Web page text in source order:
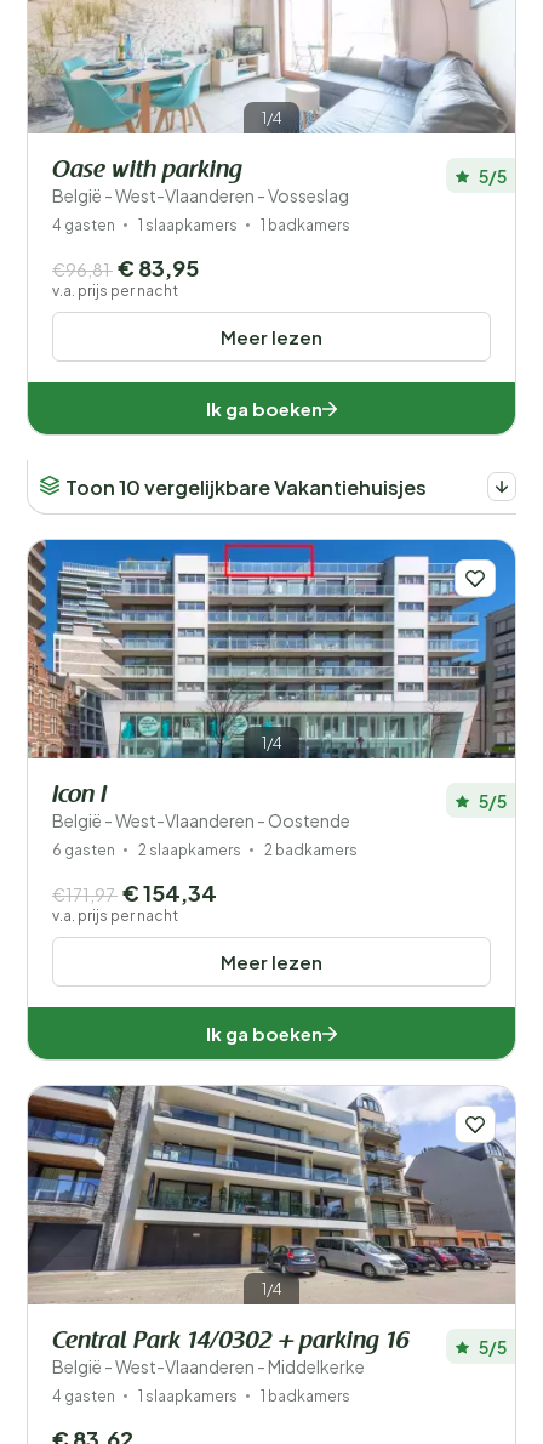
1/4
Oase with parking
België - West-Vlaanderen - Vosseslag
5/5
4 gasten 1 slaapkamers 1 badkamers
Meer lezen
€96,81 € 83,95
v.a. prijs per nacht
Ik ga boeken
Toon 10 vergelijkbare Vakantiehuisjes
1/4
Icon I
België - West-Vlaanderen - Oostende
5/5
6 gasten 2 slaapkamers 2 badkamers
Meer lezen
€171,97 € 154,34
v.a. prijs per nacht
Ik ga boeken
1/4
Central Park 14/0302 + parking 16
België - West-Vlaanderen - Middelkerke
5/5
4 gasten 1 slaapkamers 1 badkamers